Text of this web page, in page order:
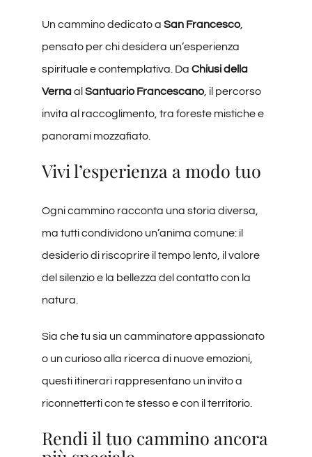
Un cammino dedicato a San Francesco,
pensato per chi desidera un’esperienza
spirituale e contemplativa. Da Chiusi della
Vernaal Santuario Francescano, il percorso
invita al raccoglimento, tra foreste mistiche e
panorami mozzafiato.
Vivi l’esperienza a modo tuo
Ogni cammino racconta una storia diversa,
ma tutti condividono un’anima comune: il
desiderio di riscoprire il tempo lento, il valore
del silenzio e la bellezza del contatto con la
natura.
Sia che tu sia un camminatore appassionato
o un curioso alla ricerca di nuove emozioni,
questi itinerari rappresentano un invito a
riconnetterti con te stesso e con il territorio.
Rendi il tuo cammino ancora